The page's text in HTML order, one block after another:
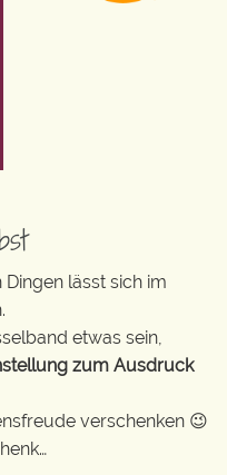
lässt sich im
etwas sein,
zum Ausdruck
verschenken 😉